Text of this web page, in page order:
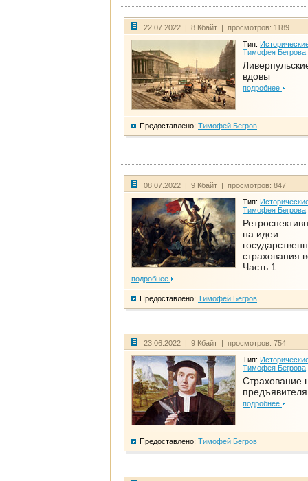
22.07.2022 | 8 Кбайт | просмотров: 1189
Тип:
Тимофея Бегрова
вдовы
подробнее
Предоставлено: Тимофей Бегров
08.07.2022 | 9 Кбайт | просмотров: 847
Тип:
Тимофея Бегрова
на идеи
страхования
Часть 1
подробнее
Предоставлено: Тимофей Бегров
23.06.2022 | 9 Кбайт | просмотров: 754
Тип:
Тимофея Бегрова
Страхование
предъявителя
подробнее
Предоставлено: Тимофей Бегров